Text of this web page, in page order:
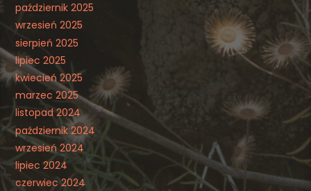
październik 2025
wrzesień 2025
sierpień 2025
lipiec 2025
kwiecień 2025
marzec 2025
listopad 2024
październik 2024
wrzesień 2024
lipiec 2024
czerwiec 2024